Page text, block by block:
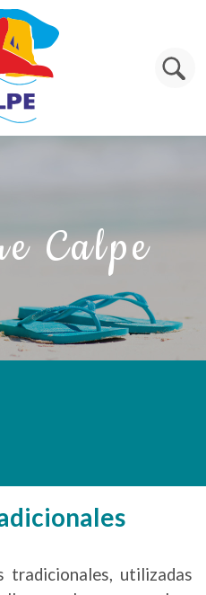
Calpe
tradicionales, utilizadas